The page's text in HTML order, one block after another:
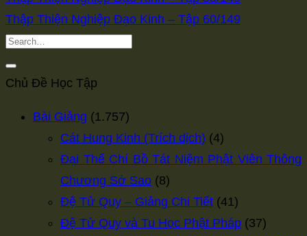
Thập Thiện Nghiệp Đạo Kinh – Tập 60/149
Chủ Đề Học Tập
Bài Giảng (1.757)
Cát Hung Kinh (Trích dịch) (4)
Đại Thế Chí Bồ Tát Niệm Phật Viên Thông
Chương Sớ Sao (8)
Đệ Tử Quy – Giảng Chi Tiết (41)
Đệ Tử Quy và Tu Học Phật Pháp (37)